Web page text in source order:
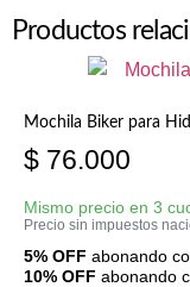
Productos
Mochila Biker para
$ 76.000
Mismo precio en 3
Precio sin impuestos
5% OFF abonando
10% OFF abonando